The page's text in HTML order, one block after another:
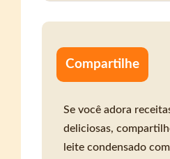
Compartilhe
Se você adora
deliciosas,
leite condensado